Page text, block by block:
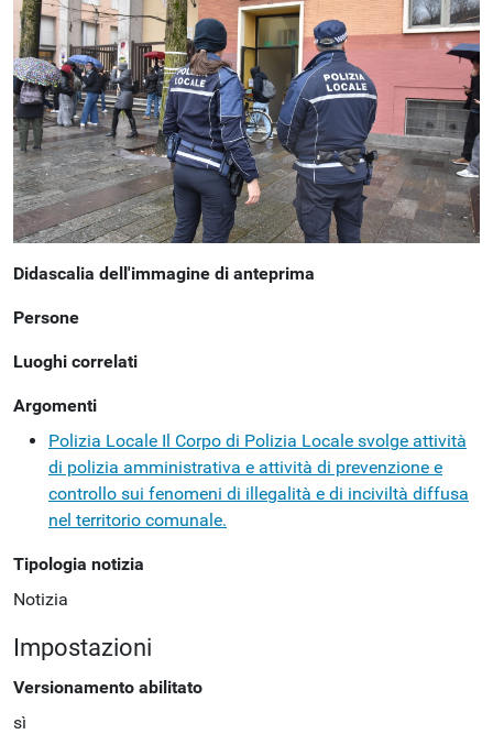
Didascalia dell'immagine di anteprima
Persone
Luoghi correlati
Argomenti
Polizia Locale Il Corpo di Polizia Locale svolge attività
di polizia amministrativa e attività di prevenzione e
controllo sui fenomeni di illegalità e di inciviltà diffusa
nel territorio comunale.
Tipologia notizia
Notizia
Impostazioni
Versionamento abilitato
sì